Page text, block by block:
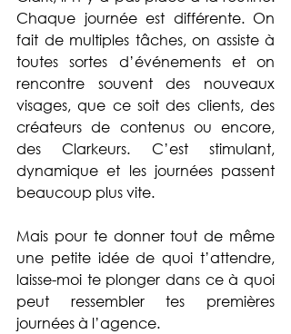
Chaque journée est différente. On
fait de multiples tâches, on assiste à
toutes sortes d’événements et on
rencontre souvent des nouveaux
visages, que ce soit des clients, des
créateurs de contenus ou encore,
des Clarkeurs. C’est stimulant,
dynamique et les journées passent
beaucoup plus vite.
Mais pour te donner tout de même
une petite idée de quoi t’attendre,
laisse-moi te plonger dans ce à quoi
peut ressembler tes premières
journées à l’agence.